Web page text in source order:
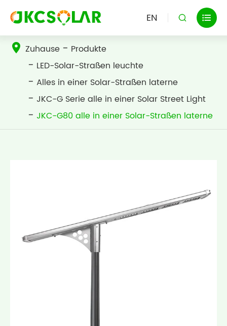
EN  
Zuhause
Produkte
LED-Solar-Straßen leuchte
Alles in einer Solar-Straßen laterne
JKC-G Serie alle in einer Solar Street Light
JKC-G80 alle in einer Solar-Straßen laterne